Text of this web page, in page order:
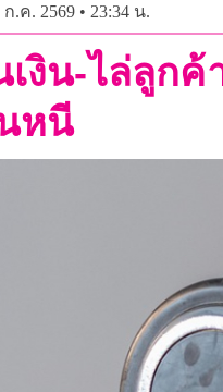
ก.ค. 2569 • 23:34 น.
งิน-ไล่ลูกค้
หนี